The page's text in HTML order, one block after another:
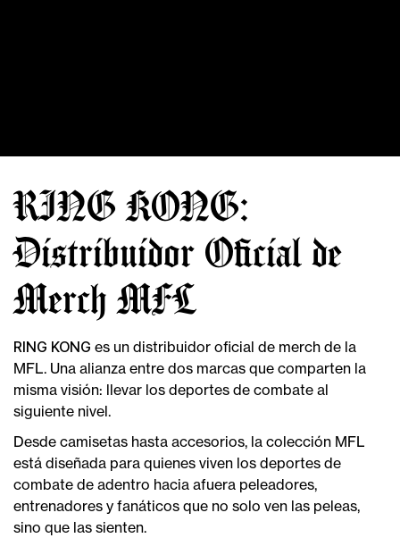
RING KONG:
Distribuidor Oficial de
Merch MFL
RING KONG es un distribuidor oficial de merch de la
MFL. Una alianza entre dos marcas que comparten la
misma visión: llevar los deportes de combate al
siguiente nivel.
Desde camisetas hasta accesorios, la colección MFL
está diseñada para quienes viven los deportes de
combate de adentro hacia afuera peleadores,
entrenadores y fanáticos que no solo ven las peleas,
sino que las sienten.